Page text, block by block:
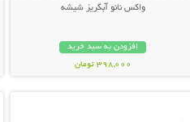
واکس نانو آبگریز شیشه
افزودن به سبد خرید
398,000 تومان